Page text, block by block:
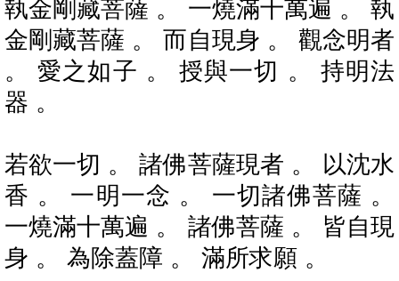
執金剛藏菩薩 。 一燒滿十萬遍 。 執
金剛藏菩薩 。 而自現身 。 觀念明者
。 愛之如子 。 授與一切 。 持明法
器 。
若欲一切 。 諸佛菩薩現者 。 以沈水
香 。 一明一念 。 一切諸佛菩薩 。
一燒滿十萬遍 。 諸佛菩薩 。 皆自現
身 。 為除蓋障 。 滿所求願 。